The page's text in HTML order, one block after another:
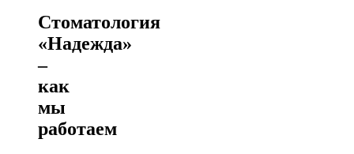
Стоматология
«Надежда»
–
как
мы
работаем